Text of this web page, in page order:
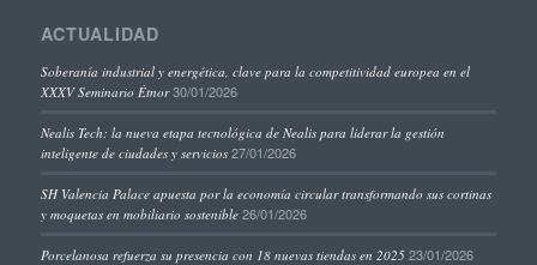
ACTUALIDAD
Soberanía industrial y energética, clave para la competitividad europea en el
XXXV Seminario Étnor 30/01/2026
Nealis Tech: la nueva etapa tecnológica de Nealis para liderar la gestión
inteligente de ciudades y servicios 27/01/2026
SH Valencia Palace apuesta por la economía circular transformando sus cortinas
y moquetas en mobiliario sostenible 26/01/2026
Porcelanosa refuerza su presencia con 18 nuevas tiendas en 2025 23/01/2026